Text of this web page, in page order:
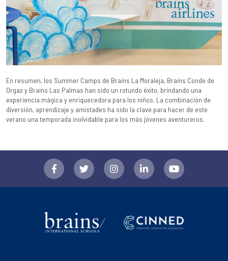
En resumen, los Summer Camps de Brains La Moraleja, Brains Conde de
Orgaz y Brains Las Palmas han sido un rotundo éxito, brindando una
experiencia mágica y enriquecedora para los niños. La combinación de
diversión, aprendizaje y amistades ha sido la clave para hacer de este
verano una temporada inolvidable para los más jóvenes aventureros.